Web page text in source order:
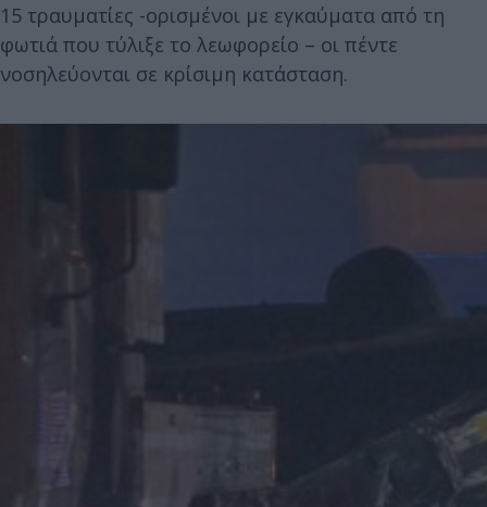
15 τραυματίες -ορισμένοι με εγκαύματα από τη
φωτιά που τύλιξε το λεωφορείο – οι πέντε
νοσηλεύονται σε κρίσιμη κατάσταση.